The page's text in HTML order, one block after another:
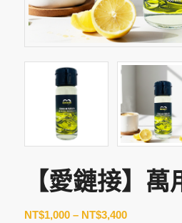
【愛鏈接】萬
NT$1,000 – NT$3,400價